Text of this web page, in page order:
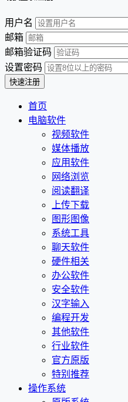
用户名
邮箱
邮箱验证码
设置密码
首页
电脑软件
视频软件
媒体播放
应用软件
网络浏览
阅读翻译
上传下载
图形图像
系统工具
聊天软件
硬件相关
办公软件
安全软件
汉字输入
编程开发
其他软件
行业软件
官方原版
特别推荐
操作系统